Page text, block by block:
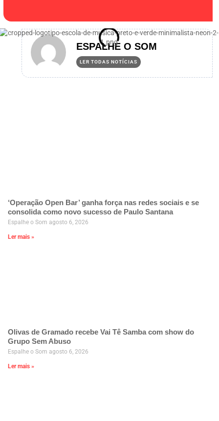
ESPALHE O SOM
LER TODAS NOTÍCIAS
‘Operação Open Bar’ ganha força nas redes sociais e se
consolida como novo sucesso de Paulo Santana
Espalhe o Som agosto 6, 2026
Ler mais »
Olivas de Gramado recebe Vai Tê Samba com show do
Grupo Sem Abuso
Espalhe o Som agosto 6, 2026
Ler mais »